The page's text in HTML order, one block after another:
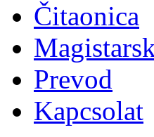
Čitaonica
Prevod
Kapcsolat